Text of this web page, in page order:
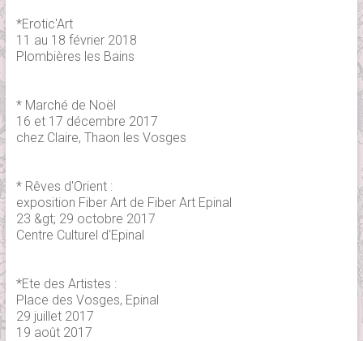
*Erotic'Art
11 au 18 février 2018
Plombières les Bains
* Marché de Noël
16 et 17 décembre 2017
chez Claire, Thaon les Vosges
* Rêves d'Orient :
exposition Fiber Art de Fiber Art Epinal
23 &gt; 29 octobre 2017
Centre Culturel d'Epinal
*Ete des Artistes :
Place des Vosges, Epinal
29 juillet 2017
19 août 2017